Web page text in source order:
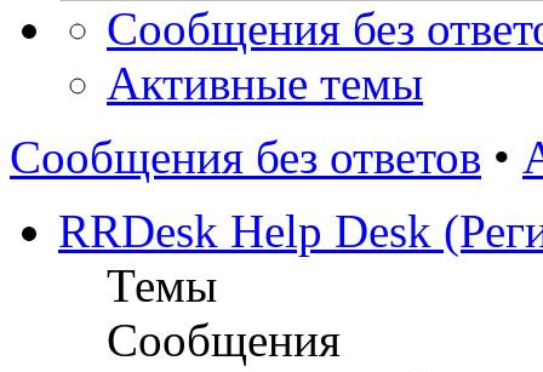
Сообщения без
Активные темы
Сообщения без ответов •
RRDesk Help Desk
Темы
Сообщения